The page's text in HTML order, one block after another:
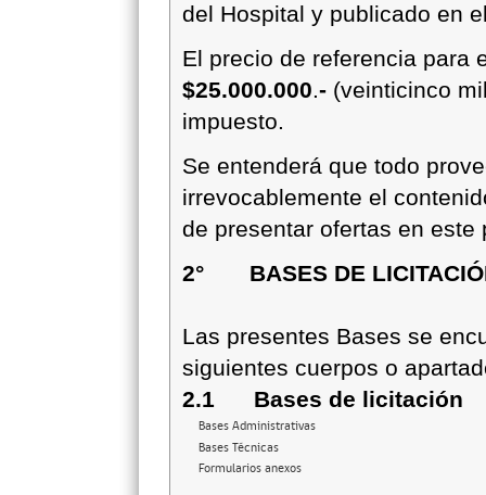
del Hospital y publicado en
El precio de referencia para
$25.000.000.- (veinticinco
impuesto.
Se entenderá que todo
irrevocablemente el
de presentar ofertas en este
2° BASES DE
Las presentes Bases se
siguientes cuerpos o
2.1 Bases de licitación
Bases Administrativas
Bases Técnicas
Formularios anexos